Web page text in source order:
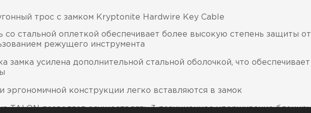
трос с замком Kryptonite Hardwire Key Cable
со стальной оплеткой обеспечивает более высокую степень защиты
режущего инструмента
замка усилена дополнительной стальной оболочкой, что
эргономичной конструкции легко вставляются в замок
TALON позволяет осуществлять 3-позиционное удерживание